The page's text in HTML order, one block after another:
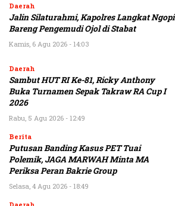
Daerah
Jalin Silaturahmi, Kapolres Langkat Ngopi
Bareng Pengemudi Ojol di Stabat
Kamis, 6 Agu 2026 - 14:03
Daerah
Sambut HUT RI Ke-81, Ricky Anthony
Buka Turnamen Sepak Takraw RA Cup I
2026
Rabu, 5 Agu 2026 - 12:49
Berita
Putusan Banding Kasus PET Tuai
Polemik, JAGA MARWAH Minta MA
Periksa Peran Bakrie Group
Selasa, 4 Agu 2026 - 18:49